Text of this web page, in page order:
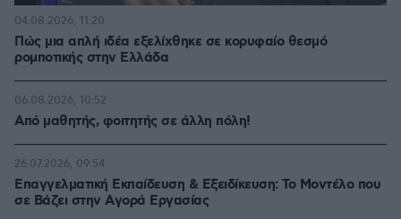
Πώς μια απλή ιδέα εξελίχθηκε σε κορυφαίο θεσμό
ρομποτικής στην Ελλάδα
04.08.2026, 11:20
Από μαθητής, φοιτητής σε άλλη πόλη!
06.08.2026, 10:52
Επαγγελματική Εκπαίδευση & Εξειδίκευση: Το Mοντέλο που
σε Bάζει στην Aγορά Eργασίας
26.07.2026, 09:54